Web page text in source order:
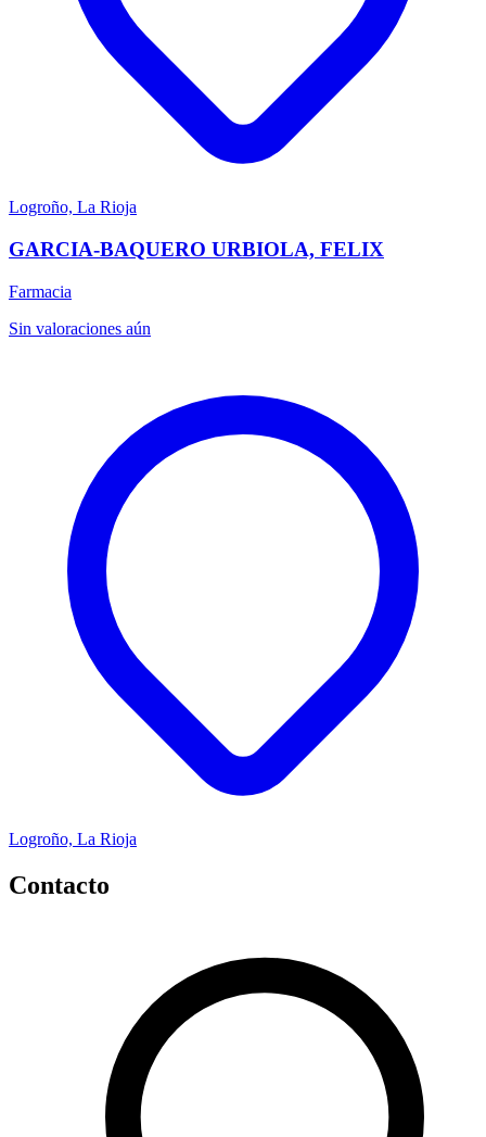
Logroño, La Rioja
GARCIA-BAQUERO URBIOLA, FELIX
Farmacia
Sin valoraciones aún
Logroño, La Rioja
Contacto